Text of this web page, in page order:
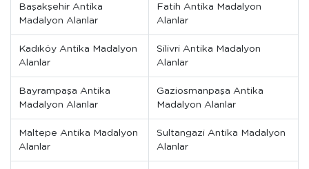
Başakşehir Antika
Madalyon Alanlar
Fatih Antika Madalyon
Alanlar
Kadıköy Antika Madalyon
Alanlar
Silivri Antika Madalyon
Alanlar
Bayrampaşa Antika
Madalyon Alanlar
Gaziosmanpaşa Antika
Madalyon Alanlar
Maltepe Antika Madalyon
Alanlar
Sultangazi Antika Madalyon
Alanlar